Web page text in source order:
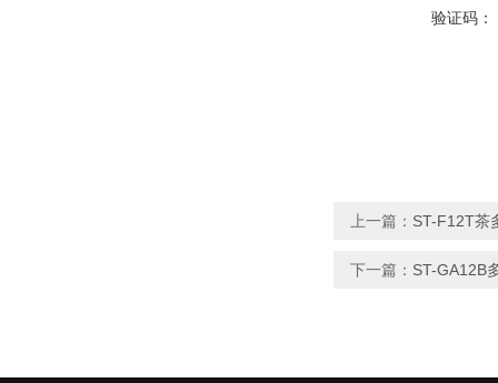
验证码：
上一篇： ST-F12T茶
下一篇： ST-GA12B